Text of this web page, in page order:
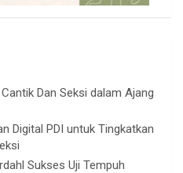
Dan Seksi dalam Ajang
Digital PDI untuk Tingkatkan
Sukses Uji Tempuh